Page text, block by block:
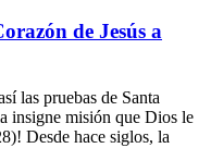
de Jesús a
las pruebas de Santa
insigne misión que Dios le
Desde hace siglos, la